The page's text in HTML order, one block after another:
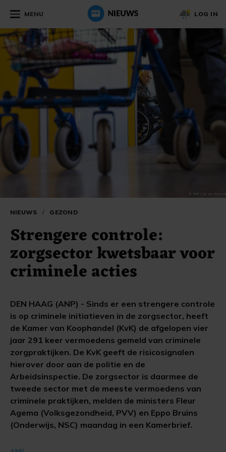
MENU LOG IN
NIEUWS / GEZOND
Strengere controle:
zorgsector kwetsbaar voor
criminele acties
DEN HAAG (ANP) - Sinds er een strengere controle
is op criminele initiatieven in de zorgsector, heeft
de Kamer van Koophandel (KvK) de afgelopen vier
jaar 291 keer vermoedens gemeld van criminele
zorgpraktijken. De KvK geeft de risicosignalen
hierover door aan de politie en de
Arbeidsinspectie. De zorgsector is daarmee de
tweede sector met de meeste vermoedens van
criminele praktijken, melden de ministers Fleur
Agema (Volksgezondheid, PVV) en Eppo Bruins
(Onderwijs, NSC) maandag in een Kamerbrief.